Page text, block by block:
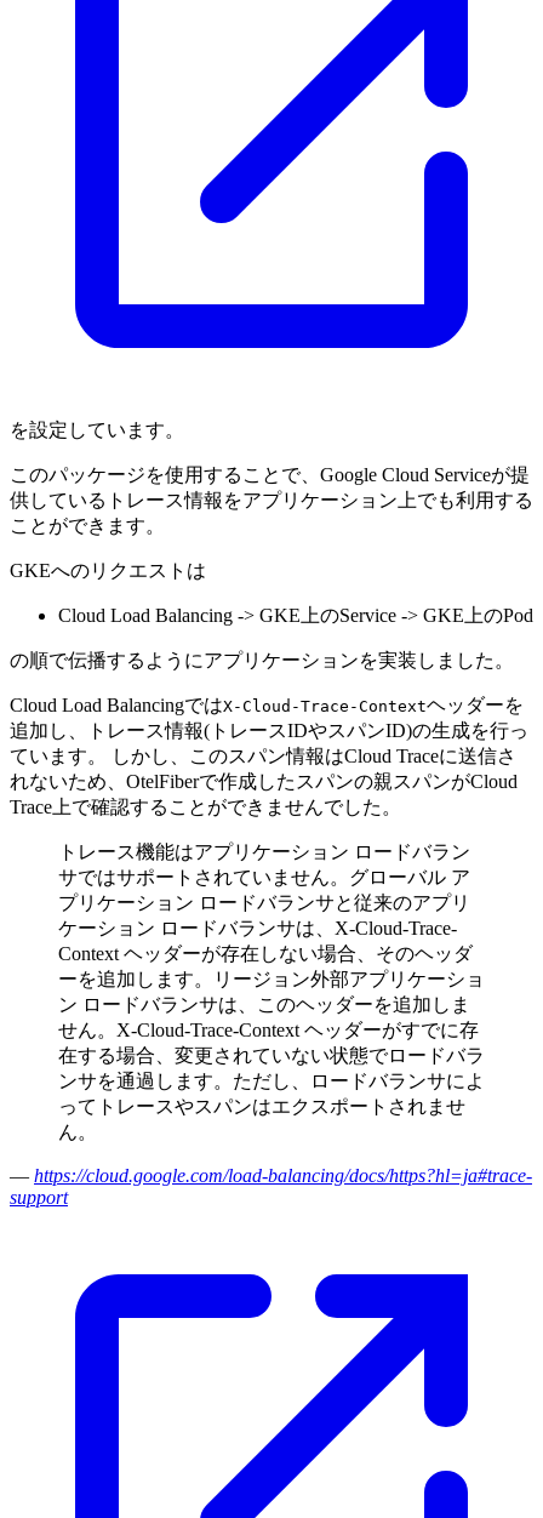
を設定しています。
このパッケージを使用することで、Google Cloud Serviceが提
供しているトレース情報をアプリケーション上でも利用する
ことができます。
GKEへのリクエストは
Cloud Load Balancing -> GKE上のService -> GKE上のPod
の順で伝播するようにアプリケーションを実装しました。
Cloud Load BalancingではX-Cloud-Trace-Contextヘッダーを
追加し、トレース情報(トレースIDやスパンID)の生成を行っ
ています。 しかし、このスパン情報はCloud Traceに送信さ
れないため、OtelFiberで作成したスパンの親スパンがCloud
Trace上で確認することができませんでした。
トレース機能はアプリケーション ロードバラン
サではサポートされていません。グローバル ア
プリケーション ロードバランサと従来のアプリ
ケーション ロードバランサは、X-Cloud-Trace-
Context ヘッダーが存在しない場合、そのヘッダ
ーを追加します。リージョン外部アプリケーショ
ン ロードバランサは、このヘッダーを追加しま
せん。X-Cloud-Trace-Context ヘッダーがすでに存
在する場合、変更されていない状態でロードバラ
ンサを通過します。ただし、ロードバランサによ
ってトレースやスパンはエクスポートされませ
ん。
— https://cloud.google.com/load-balancing/docs/https?hl=ja#trace-
support